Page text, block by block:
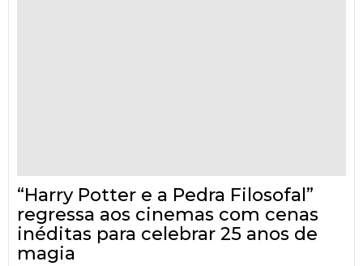
“Harry Potter e a Pedra Filosofal”
regressa aos cinemas com cenas
inéditas para celebrar 25 anos de
magia